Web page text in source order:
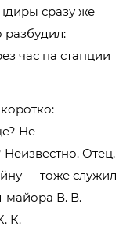
сразу же
час на станции
Не
Отец,
— тоже служил
майора В. В.
К.